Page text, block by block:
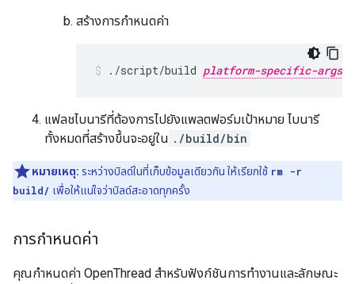
สร้างการกำหนดค่า
./script/build platform-specific-args
แฟลชไบนารีที่ต้องการไปยังแพลตฟอร์มเป้าหมาย ไบนารี
ทั้งหมดที่สร้างขึ้นจะอยู่ใน ./build/bin
หมายเหตุ: ระหว่างบิลด์ในที่เก็บข้อมูลเดียวกัน ให้เรียกใช้ rm -r
build/ เพื่อให้แน่ใจว่าบิลด์สะอาดทุกครั้ง
การกำหนดค่า
คุณกำหนดค่า OpenThread สำหรับฟังก์ชันการทำงานและลักษณะ